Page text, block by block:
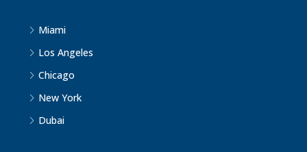
Miami
Los Angeles
Chicago
New York
Dubai